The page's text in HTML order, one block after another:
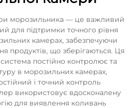
морозильника — це важливий
для підтримки точного рівня
камерах, забезпечуючи
продуктів, що зберігаються. Ця
постійно контролює та
в морозильних камерах,
і точний контроль
використовує вдосконалену
для виявлення коливань